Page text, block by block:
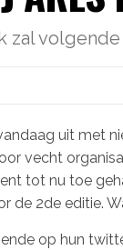
zal
uit met
vecht
tot nu toe
de 2de editie.
op hun